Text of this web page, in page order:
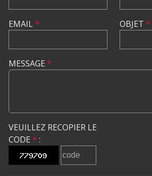
EMAIL* OBJET *
MESSAGE *
VEUILLEZ RECOPIER LE
CODE * :